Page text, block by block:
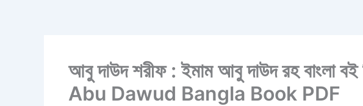
আবু দাউদ শরীফ : ইমাম আবু দাউদ রহ
Abu Dawud Bangla Book PDF